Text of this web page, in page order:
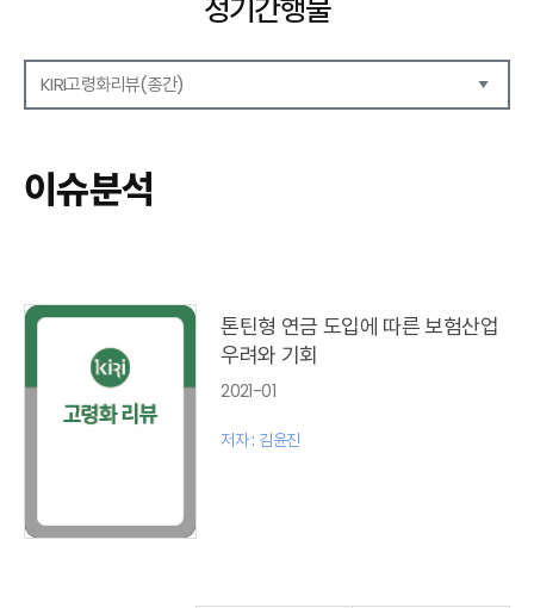
정기간행물
KIRI고령화리뷰(종간)
보험금융연구
KIRI 리포트
이슈 분석(종간)
해외 학술연구 분석(종간)
국내외동향(종간)
특별기고(종간)
고령화리뷰 모음집(종간)
최신보험정보
이슈분석
톤틴형 연금 도입에 따른 보험산업
우려와 기회
2021-01
저자 : 김윤진